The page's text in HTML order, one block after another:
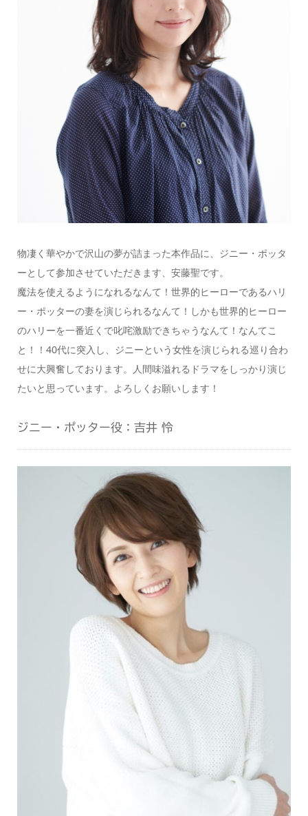
物凄く華やかで沢山の夢が詰まった本作品に、ジニー・ポッタ
ーとして参加させていただきます、安藤聖です。
魔法を使えるようになれるなんて！世界的ヒーローであるハリ
ー・ポッターの妻を演じられるなんて！しかも世界的ヒーロー
のハリーを一番近くで叱咤激励できちゃうなんて！なんてこ
と！！40代に突入し、ジニーという女性を演じられる巡り合わ
せに大興奮しております。人間味溢れるドラマをしっかり演じ
たいと思っています。よろしくお願いします！
ジニー・ポッター役：吉井 怜